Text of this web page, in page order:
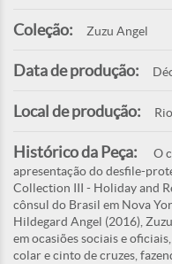
Coleção: Zuzu Angel
Data de produção:
Local de produção:
Histórico da Peça:
O
apresentação do desfile-
Collection III - Holiday and
cônsul do Brasil em Nova
Hildegard Angel (2016),
em ocasiões sociais e
colar e cinto de cruzes,